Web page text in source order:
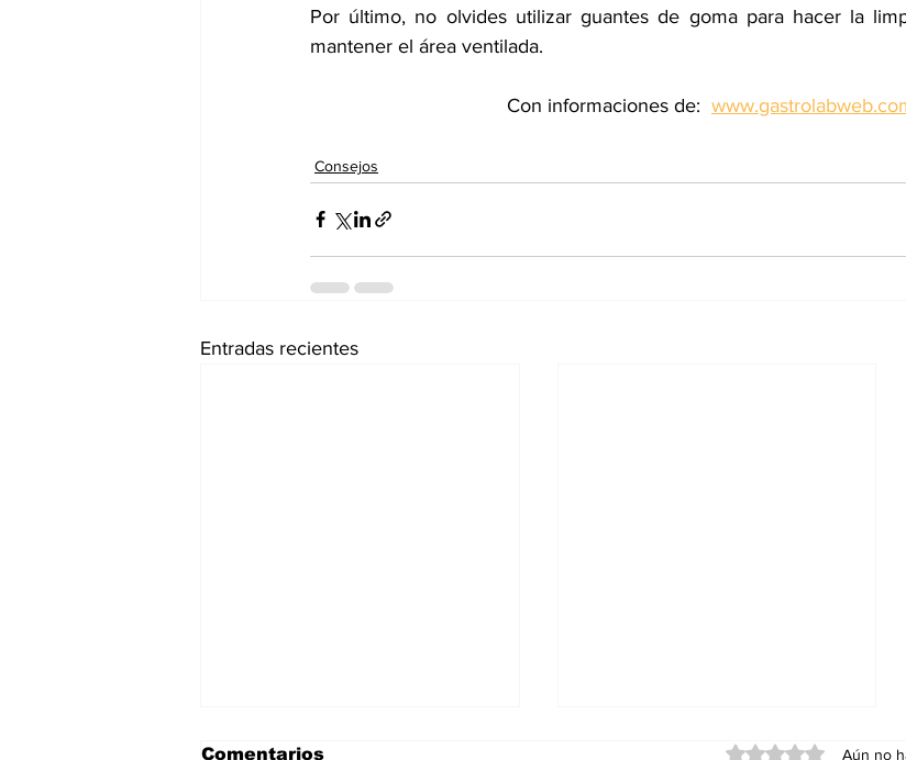
Por último, no olvides utilizar guantes de goma para hacer la
mantener el área ventilada.
Con informaciones de:
Consejos
Entradas recientes
Comentarios Obtuvo 0 de 5Aún no